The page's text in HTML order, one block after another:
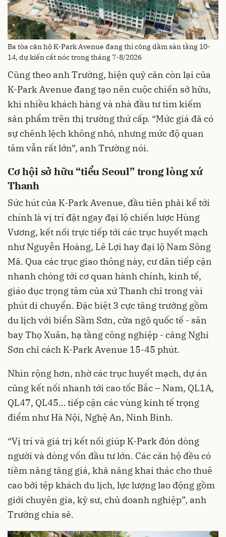
Ba tòa căn hộ K-Park Avenue đang thi công dầm sàn tầng 10-
14, dự kiến cất nóc trong tháng 7-8/2026
Cũng theo anh Trường, hiện quỹ căn còn lại của
K-Park Avenue đang tạo nên cuộc chiến sở hữu,
khi nhiều khách hàng và nhà đầu tư tìm kiếm
sản phẩm trên thị trường thứ cấp. “Mức giá đã có
sự chênh lệch không nhỏ, nhưng mức độ quan
tâm vẫn rất lớn”, anh Trường nói.
Cơ hội sở hữu “tiểu Seoul” trong lòng xứ
Thanh
Sức hút của K-Park Avenue, đầu tiên phải kể tới
chính là vị trí đặt ngay đại lộ chiến lược Hùng
Vương, kết nối trực tiếp tới các trục huyết mạch
như Nguyễn Hoàng, Lê Lợi hay đại lộ Nam Sông
Mã. Qua các trục giao thông này, cư dân tiếp cận
nhanh chóng tới cơ quan hành chính, kinh tế,
giáo dục trọng tâm của xứ Thanh chỉ trong vài
phút di chuyển. Đặc biệt 3 cực tăng trưởng gồm
du lịch với biển Sầm Sơn, cửa ngõ quốc tế - sân
bay Thọ Xuân, hạ tầng công nghiệp - cảng Nghi
Sơn chỉ cách K-Park Avenue 15-45 phút.
Nhìn rộng hơn, nhờ các trục huyết mạch, dự án
cũng kết nối nhanh tới cao tốc Bắc – Nam, QL1A,
QL47, QL45… tiếp cận các vùng kinh tế trọng
điểm như Hà Nội, Nghệ An, Ninh Bình.
“Vị trí và giá trị kết nối giúp K-Park đón dòng
người và dòng vốn đầu tư lớn. Các căn hộ đều có
tiềm năng tăng giá, khả năng khai thác cho thuê
cao bởi tệp khách du lịch, lực lượng lao động gồm
giới chuyên gia, kỹ sư, chủ doanh nghiệp”, anh
Trường chia sẻ.